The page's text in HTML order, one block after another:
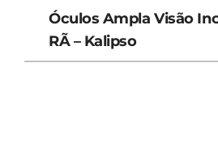
Óculos Ampla Visão
RÃ – Kalipso